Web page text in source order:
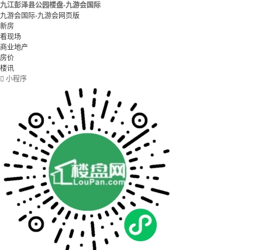
九江彭泽县公园楼盘-九游会国际
九游会国际-九游会网页版
新房
看现场
商业地产
房价
楼讯
 小程序